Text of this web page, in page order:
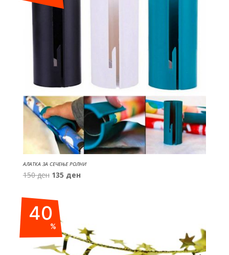
АЛАТКА ЗА СЕЧЕЊЕ РОЛНИ
150ден Original
was:
150 ден.
135 денCurrent
40
%